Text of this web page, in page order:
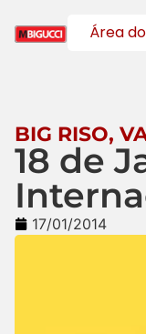
Área
BIG RISO,
18 de
17/01/2014